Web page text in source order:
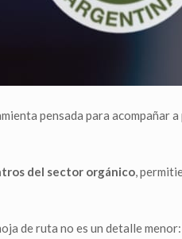
pensada para acompañar
del sector orgánico,
de ruta no es un detalle